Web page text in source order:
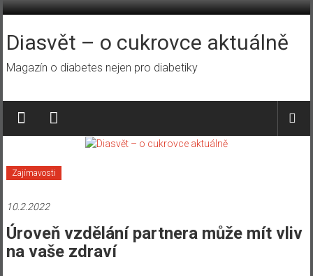
Přeskočit
obsah
Diasvět – o cukrovce aktuálně
Magazín o diabetes nejen pro diabetiky
Zajímavosti
10.2.2022
Úroveň vzdělání partnera může mít vliv
na vaše zdraví